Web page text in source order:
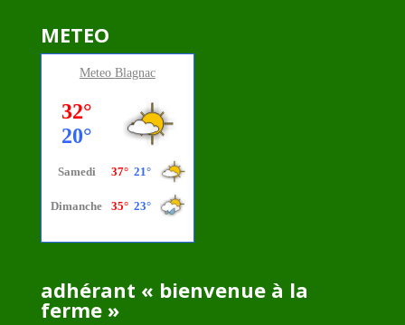
METEO
Meteo Blagnac
adhérant « bienvenue à la
ferme »